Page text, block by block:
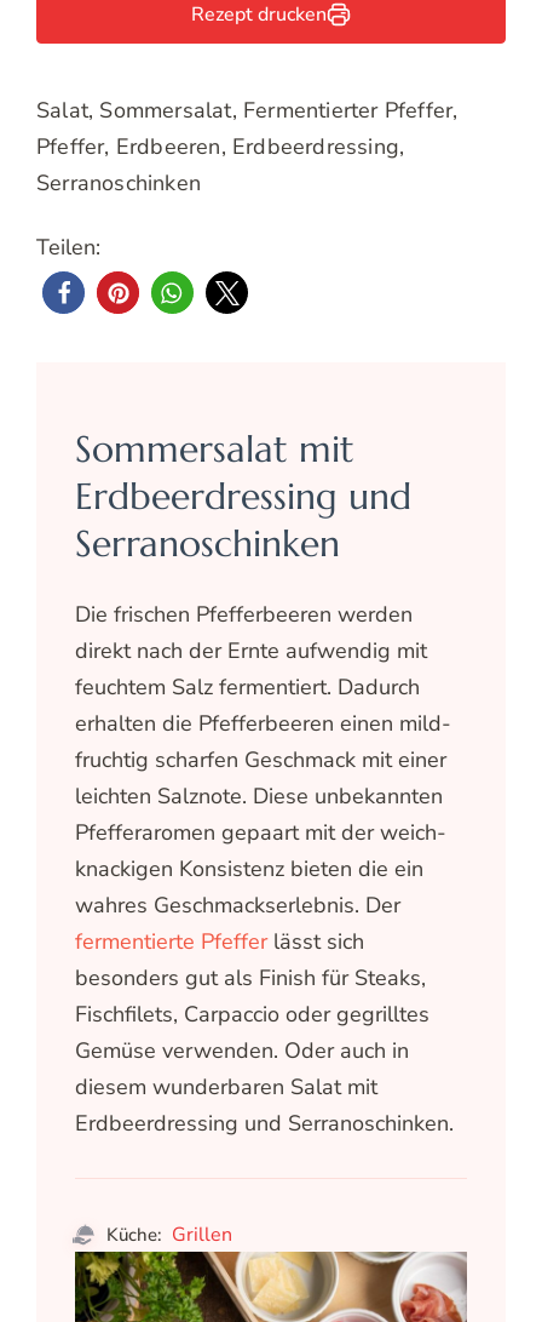
Rezept drucken
Salat, Sommersalat, Fermentierter Pfeffer,
Pfeffer, Erdbeeren, Erdbeerdressing,
Serranoschinken
Teilen:
Sommersalat mit
Erdbeerdressing und
Serranoschinken
Die frischen Pfefferbeeren werden
direkt nach der Ernte aufwendig mit
feuchtem Salz fermentiert. Dadurch
erhalten die Pfefferbeeren einen mild-
fruchtig scharfen Geschmack mit einer
leichten Salznote. Diese unbekannten
Pfefferaromen gepaart mit der weich-
knackigen Konsistenz bieten die ein
wahres Geschmackserlebnis. Der
fermentierte Pfefferlässt sich
besonders gut als Finish für Steaks,
Fischfilets, Carpaccio oder gegrilltes
Gemüse verwenden. Oder auch in
diesem wunderbaren Salat mit
Erdbeerdressing und Serranoschinken.
Küche: Grillen